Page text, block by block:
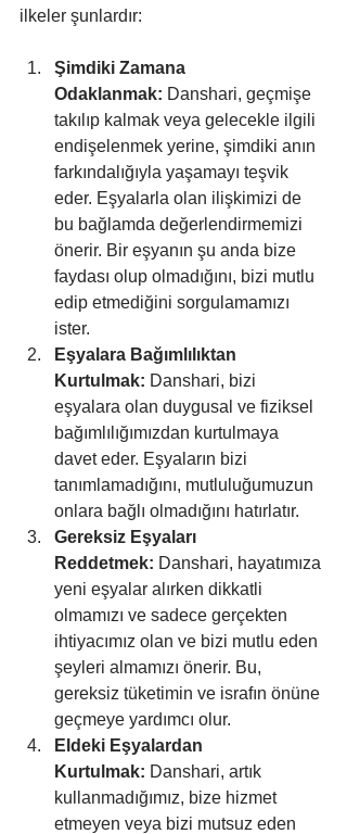
ilkeler şunlardır:
Şimdiki Zamana
Odaklanmak: Danshari, geçmişe
takılıp kalmak veya gelecekle ilgili
endişelenmek yerine, şimdiki anın
farkındalığıyla yaşamayı teşvik
eder. Eşyalarla olan ilişkimizi de
bu bağlamda değerlendirmemizi
önerir. Bir eşyanın şu anda bize
faydası olup olmadığını, bizi mutlu
edip etmediğini sorgulamamızı
ister.
Eşyalara Bağımlılıktan
Kurtulmak: Danshari, bizi
eşyalara olan duygusal ve fiziksel
bağımlılığımızdan kurtulmaya
davet eder. Eşyaların bizi
tanımlamadığını, mutluluğumuzun
onlara bağlı olmadığını hatırlatır.
Gereksiz Eşyaları
Reddetmek: Danshari, hayatımıza
yeni eşyalar alırken dikkatli
olmamızı ve sadece gerçekten
ihtiyacımız olan ve bizi mutlu eden
şeyleri almamızı önerir. Bu,
gereksiz tüketimin ve israfın önüne
geçmeye yardımcı olur.
Eldeki Eşyalardan
Kurtulmak: Danshari, artık
kullanmadığımız, bize hizmet
etmeyen veya bizi mutsuz eden